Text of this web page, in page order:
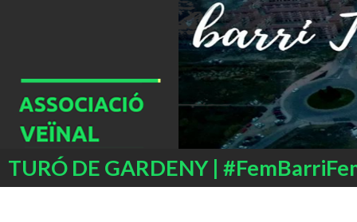
TURÓ DE GARDENY |
Buscar